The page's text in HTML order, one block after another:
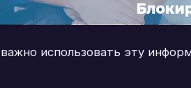
использовать эту